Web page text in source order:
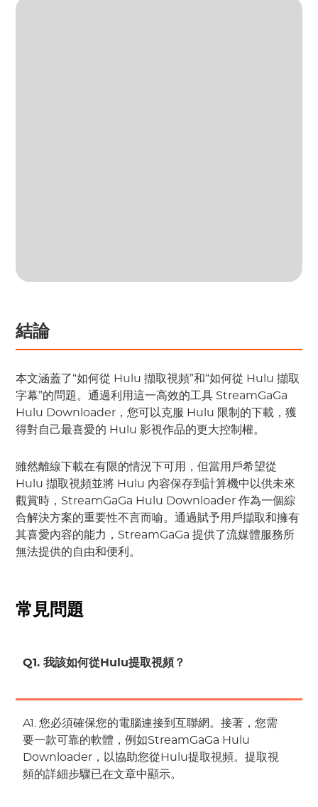
結論
本文涵蓋了“如何從 Hulu 擷取視頻”和“如何從 Hulu 擷取
字幕”的問題。通過利用這一高效的工具 StreamGaGa
Hulu Downloader，您可以克服 Hulu 限制的下載，獲
得對自己最喜愛的 Hulu 影視作品的更大控制權。
雖然離線下載在有限的情況下可用，但當用戶希望從
Hulu 擷取視頻並將 Hulu 內容保存到計算機中以供未來
觀賞時，StreamGaGa Hulu Downloader 作為一個綜
合解決方案的重要性不言而喻。通過賦予用戶擷取和擁有
其喜愛內容的能力，StreamGaGa 提供了流媒體服務所
無法提供的自由和便利。
常見問題
Q1. 我該如何從Hulu提取視頻？
A1. 您必須確保您的電腦連接到互聯網。接著，您需
要一款可靠的軟體，例如StreamGaGa Hulu
Downloader，以協助您從Hulu提取視頻。提取視
頻的詳細步驟已在文章中顯示。